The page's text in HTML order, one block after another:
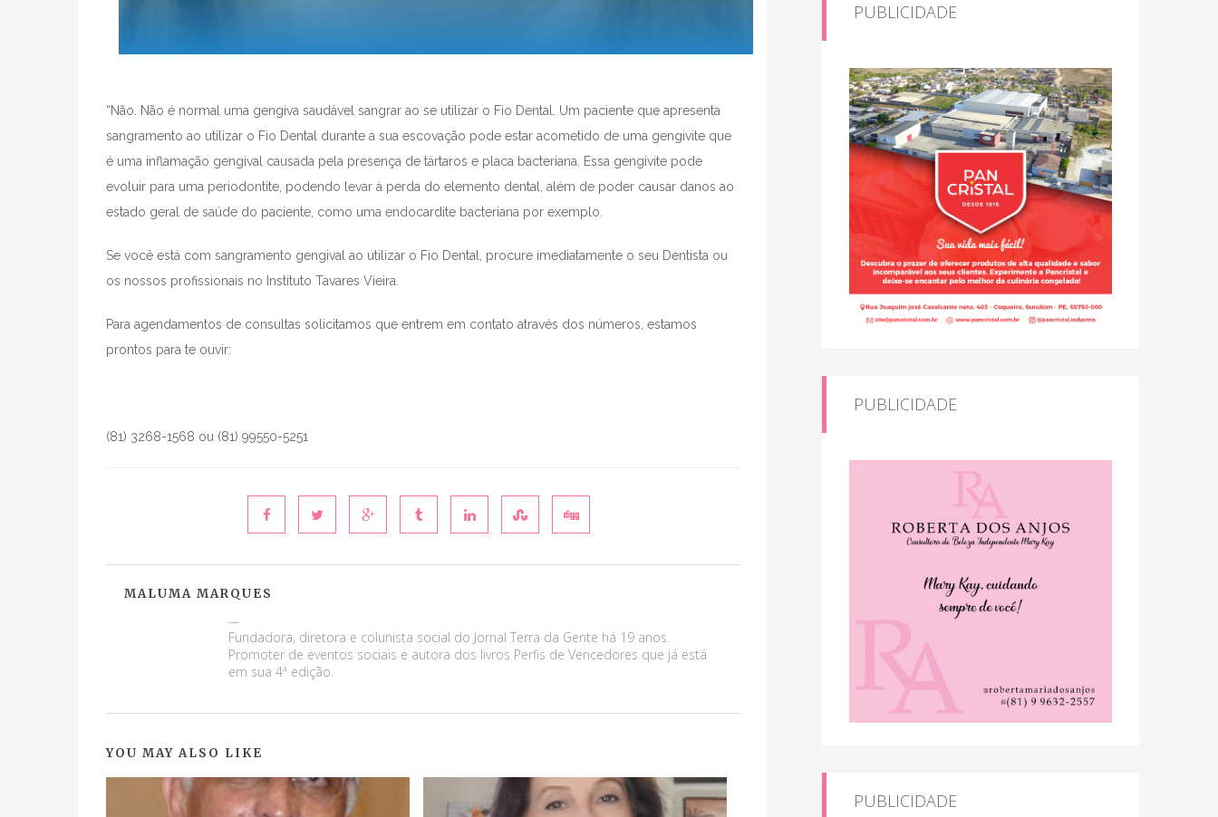
“Não. Não é normal uma gengiva saudável sangrar ao se utilizar o Fio Dental. Um paciente que apresenta
sangramento ao utilizar o Fio Dental durante a sua escovação pode estar acometido de uma gengivite que
é uma inflamação gengival causada pela presença de tártaros e placa bacteriana. Essa gengivite pode
evoluir para uma periodontite, podendo levar à perda do elemento dental, além de poder causar danos ao
estado geral de saúde do paciente, como uma endocardite bacteriana por exemplo.
Se você está com sangramento gengival ao utilizar o Fio Dental, procure imediatamente o seu Dentista ou
os nossos profissionais no Instituto Tavares Vieira.
Para agendamentos de consultas solicitamos que entrem em contato através dos números, estamos
prontos para te ouvir:
(81) 3268-1568 ou (81) 99550-5251
MALUMA MARQUES
Fundadora, diretora e colunista social do Jornal Terra da Gente há 19 anos.
Promoter de eventos sociais e autora dos livros Perfis de Vencedores que já está
em sua 4ª edição.
YOU MAY ALSO LIKE
PUBLICIDADE
PUBLICIDADE
PUBLICIDADE